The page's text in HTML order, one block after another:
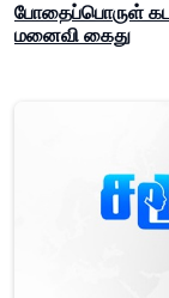
போதைப்பொருள்
மனைவி கைது